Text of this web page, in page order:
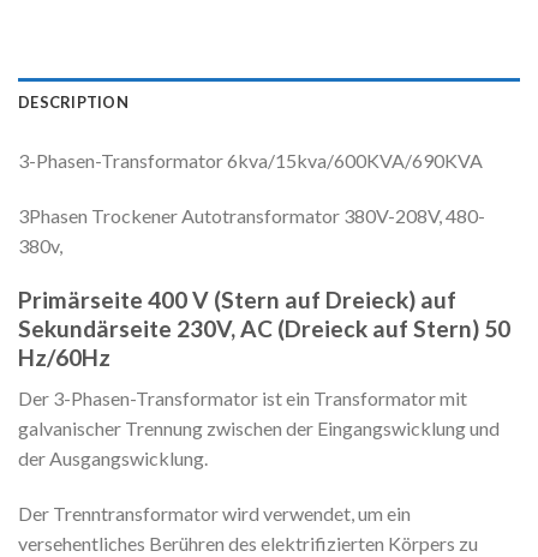
DESCRIPTION
3-Phasen-Transformator 6kva/15kva/600KVA/690KVA
3Phasen Trockener Autotransformator 380V-208V, 480-
380v,
Primärseite 400 V (Stern auf Dreieck) auf
Sekundärseite 230V, AC (Dreieck auf Stern) 50
Hz/60Hz
Der 3-Phasen-Transformator ist ein Transformator mit
galvanischer Trennung zwischen der Eingangswicklung und
der Ausgangswicklung.
Der Trenntransformator wird verwendet, um ein
versehentliches Berühren des elektrifizierten Körpers zu